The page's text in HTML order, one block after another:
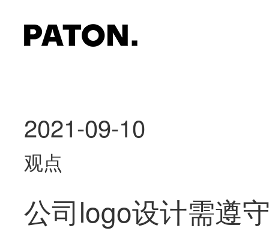
2021-09-10
观点
公司logo设计需遵